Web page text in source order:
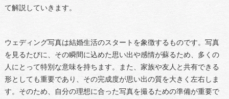
て解説していきます。
ウェディング写真は結婚生活のスタートを象徴するものです。写真
を見るたびに、その瞬間に込めた思い出や感情が蘇るため、多くの
人にとって特別な意味を持ちます。また、家族や友人と共有できる
形としても重要であり、その完成度が思い出の質を大きく左右しま
す。そのため、自分の理想に合った写真を撮るための準備が重要で